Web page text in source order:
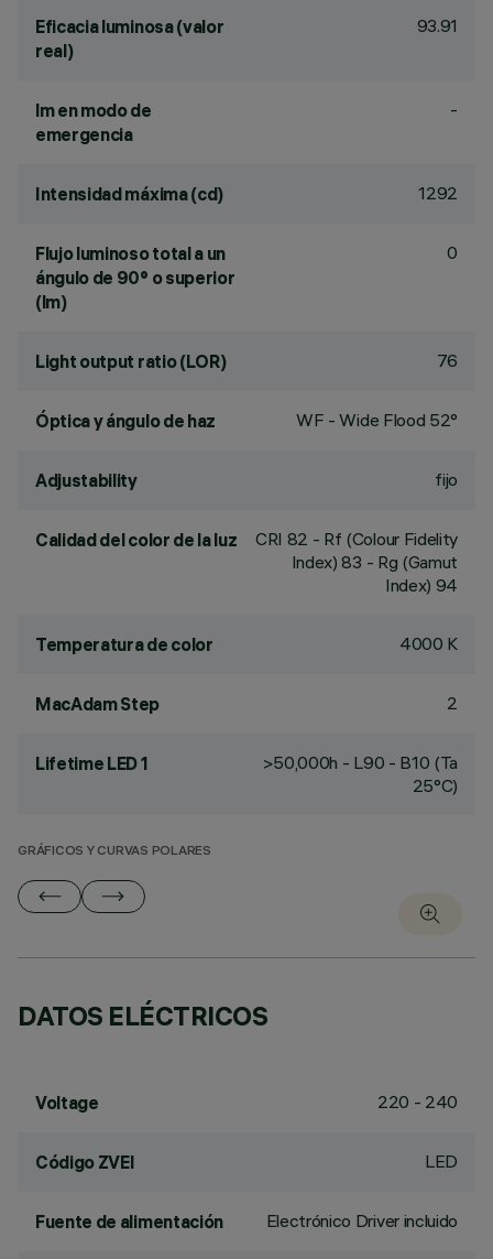
Eficacia luminosa (valor
real)
93.91
lm en modo de
emergencia
-
Intensidad máxima (cd) 1292
Flujo luminoso total a un
ángulo de 90° o superior
(lm)
0
Light output ratio (LOR) 76
Óptica y ángulo de haz WF - Wide Flood 52°
Adjustability fijo
Calidad del color de la luz CRI 82 - Rf (Colour Fidelity
Index) 83 - Rg (Gamut
Index) 94
Temperatura de color 4000 K
MacAdam Step 2
Lifetime LED 1
>50,000h - L90 - B10 (Ta
25°C)
GRÁFICOS Y CURVAS POLARES
DATOS ELÉCTRICOS
Voltage 220 - 240
Código ZVEI LED
Fuente de alimentación Electrónico Driver incluido